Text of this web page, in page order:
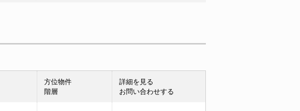
方位物件
階層
詳細を見る
お問い合わせする